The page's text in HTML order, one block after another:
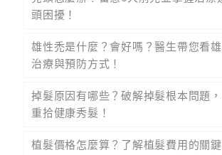
頭困擾！
雄性禿是什麼？會好嗎？醫生帶您看雄
治療與預防方式！
掉髮原因有哪些？破解掉髮根本問題
重拾健康秀髮！
植髮價格怎麼算？了解植髮費用的關鍵